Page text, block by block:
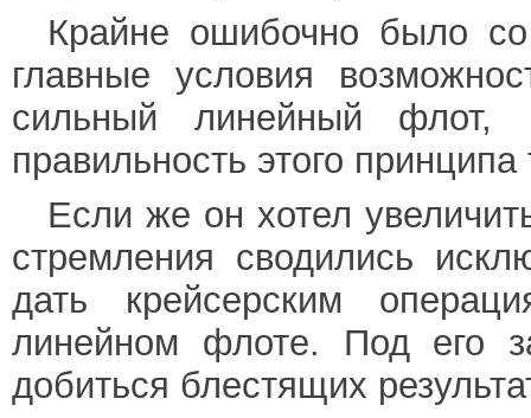
Крайне ошибочно было
главные условия
сильный линейный
правильность этого
Если же он хотел
стремления сводились
дать крейсерским
линейном флоте. Под его
добиться блестящих